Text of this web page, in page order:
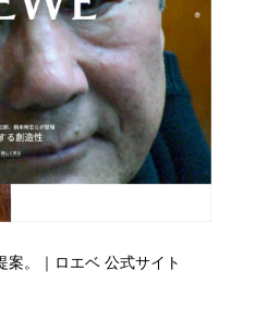
案。｜ロエベ 公式サイト